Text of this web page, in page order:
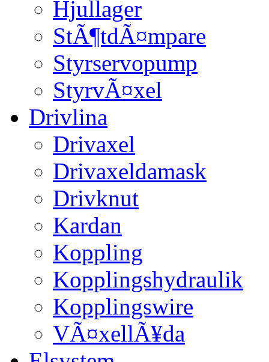
Hjullager
StÃ¶tdÃ¤mpare
Styrservopump
StyrvÃ¤xel
Drivlina
Drivaxel
Drivaxeldamask
Drivknut
Kardan
Koppling
Kopplingshydraulik
Kopplingswire
VÃ¤xellÃ¥da